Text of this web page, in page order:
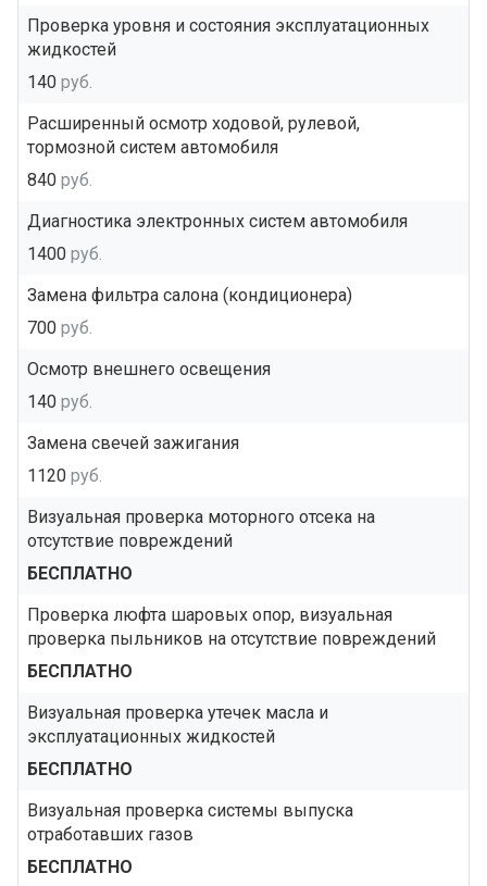
Проверка уровня и состояния эксплуатационных
жидкостей
140 руб.
Расширенный осмотр ходовой, рулевой,
тормозной систем автомобиля
840 руб.
Диагностика электронных систем автомобиля
1400 руб.
Замена фильтра салона (кондиционера)
700 руб.
Осмотр внешнего освещения
140 руб.
Замена свечей зажигания
1120 руб.
Визуальная проверка моторного отсека на
отсутствие повреждений
БЕСПЛАТНО
Проверка люфта шаровых опор, визуальная
проверка пыльников на отсутствие повреждений
БЕСПЛАТНО
Визуальная проверка утечек масла и
эксплуатационных жидкостей
БЕСПЛАТНО
Визуальная проверка системы выпуска
отработавших газов
БЕСПЛАТНО